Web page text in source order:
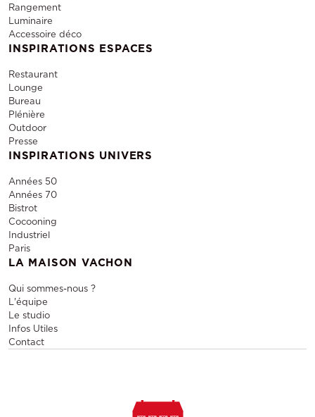
Rangement
Luminaire
Accessoire déco
INSPIRATIONS ESPACES
Restaurant
Lounge
Bureau
Plénière
Outdoor
Presse
INSPIRATIONS UNIVERS
Années 50
Années 70
Bistrot
Cocooning
Industriel
Paris
LA MAISON VACHON
Qui sommes-nous ?
L'équipe
Le studio
Infos Utiles
Contact